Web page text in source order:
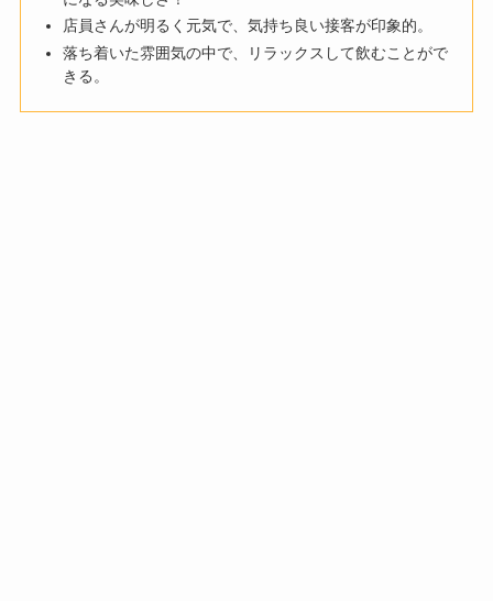
店員さんが明るく元気で、気持ち良い接客が印象的。
落ち着いた雰囲気の中で、リラックスして飲むことがで
きる。